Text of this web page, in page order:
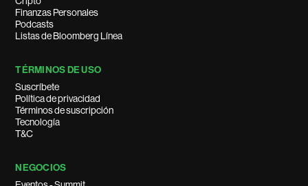
Finanzas Personales
Podcasts
Listas de Bloomberg Línea
TÉRMINOS DE USO
Suscríbete
Política de privacidad
Términos de suscripción
Tecnología
T&C
NEGOCIOS